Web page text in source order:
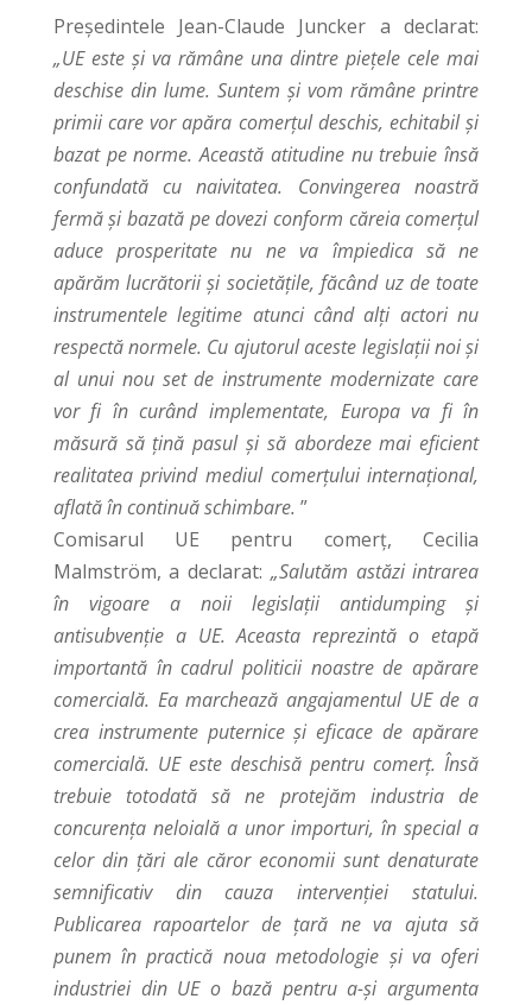
Președintele Jean-Claude Juncker a declarat:
„UE este și va rămâne una dintre piețele cele mai
deschise din lume. Suntem și vom rămâne printre
primii care vor apăra comerțul deschis, echitabil și
bazat pe norme. Această atitudine nu trebuie însă
confundată cu naivitatea. Convingerea noastră
fermă și bazată pe dovezi conform căreia comerțul
aduce prosperitate nu ne va împiedica să ne
apărăm lucrătorii și societățile, făcând uz de toate
instrumentele legitime atunci când alți actori nu
respectă normele. Cu ajutorul aceste legislații noi și
al unui nou set de instrumente modernizate care
vor fi în curând implementate, Europa va fi în
măsură să țină pasul și să abordeze mai eficient
realitatea privind mediul comerțului internațional,
aflată în continuă schimbare. ”
Comisarul UE pentru comerț, Cecilia
Malmström, a declarat: „Salutăm astăzi intrarea
în vigoare a noii legislații antidumping și
antisubvenție a UE. Aceasta reprezintă o etapă
importantă în cadrul politicii noastre de apărare
comercială. Ea marchează angajamentul UE de a
crea instrumente puternice și eficace de apărare
comercială. UE este deschisă pentru comerț. Însă
trebuie totodată să ne protejăm industria de
concurența neloială a unor importuri, în special a
celor din țări ale căror economii sunt denaturate
semnificativ din cauza intervenției statului.
Publicarea rapoartelor de țară ne va ajuta să
punem în practică noua metodologie și va oferi
industriei din UE o bază pentru a-și argumenta